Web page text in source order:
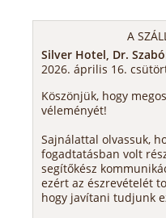
A
Silver Hotel, Dr.
2026. április 16.
Köszönjük, hogy
véleményét!
Sajnálattal olvassuk,
fogadtatásban volt
segítőkész
ezért az észrevételét
hogy javítani tudjunk